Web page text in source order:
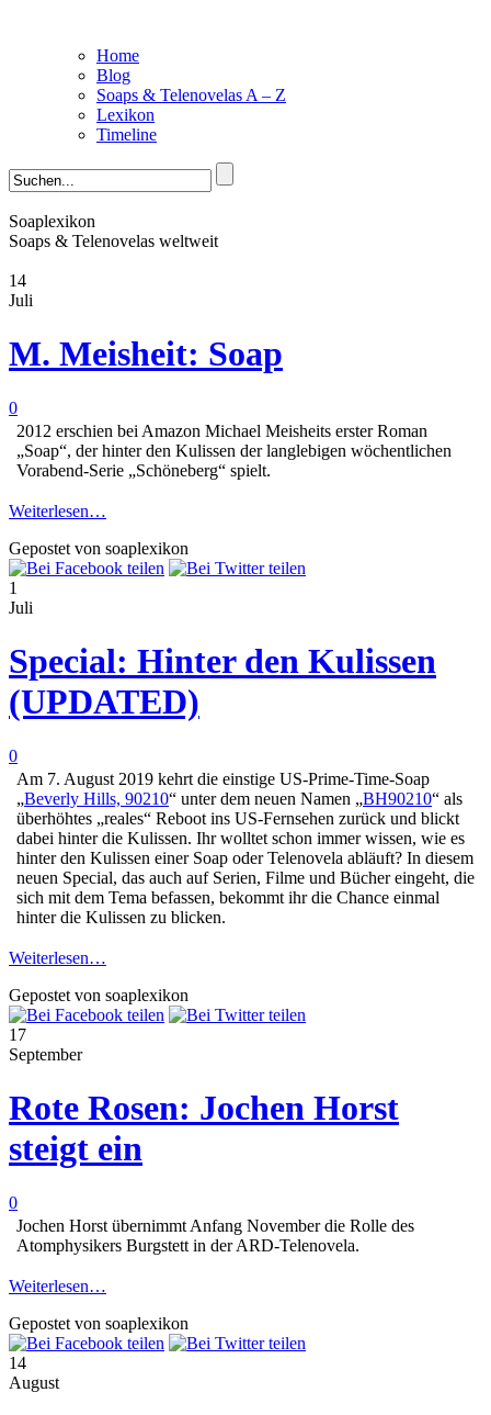
Home
Blog
Soaps & Telenovelas A – Z
Lexikon
Timeline
Soaplexikon
Soaps & Telenovelas weltweit
14
Juli
M. Meisheit: Soap
0
2012 erschien bei Amazon Michael Meisheits erster Roman
„Soap“, der hinter den Kulissen der langlebigen wöchentlichen
Vorabend-Serie „Schöneberg“ spielt.
Weiterlesen…
Gepostet von soaplexikon
1
Juli
Special: Hinter den Kulissen
(UPDATED)
0
Am 7. August 2019 kehrt die einstige US-Prime-Time-Soap
„Beverly Hills, 90210“ unter dem neuen Namen „BH90210“ als
überhöhtes „reales“ Reboot ins US-Fernsehen zurück und blickt
dabei hinter die Kulissen. Ihr wolltet schon immer wissen, wie es
hinter den Kulissen einer Soap oder Telenovela abläuft? In diesem
neuen Special, das auch auf Serien, Filme und Bücher eingeht, die
sich mit dem Tema befassen, bekommt ihr die Chance einmal
hinter die Kulissen zu blicken.
Weiterlesen…
Gepostet von soaplexikon
17
September
Rote Rosen: Jochen Horst
steigt ein
0
Jochen Horst übernimmt Anfang November die Rolle des
Atomphysikers Burgstett in der ARD-Telenovela.
Weiterlesen…
Gepostet von soaplexikon
14
August